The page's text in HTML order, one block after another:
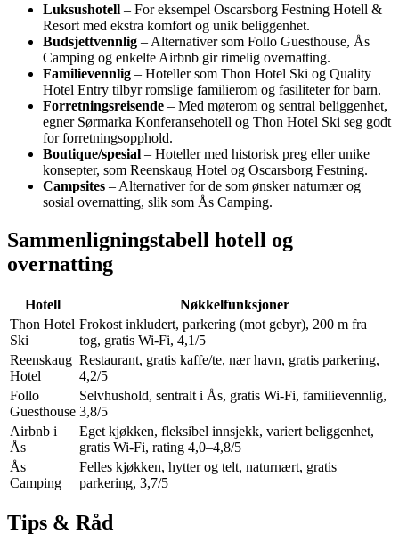
Luksushotell – For eksempel Oscarsborg Festning Hotell &
Resort med ekstra komfort og unik beliggenhet.
Budsjettvennlig – Alternativer som Follo Guesthouse, Ås
Camping og enkelte Airbnb gir rimelig overnatting.
Familievennlig – Hoteller som Thon Hotel Ski og Quality
Hotel Entry tilbyr romslige familierom og fasiliteter for barn.
Forretningsreisende – Med møterom og sentral beliggenhet,
egner Sørmarka Konferansehotell og Thon Hotel Ski seg godt
for forretningsopphold.
Boutique/spesial – Hoteller med historisk preg eller unike
konsepter, som Reenskaug Hotel og Oscarsborg Festning.
Campsites – Alternativer for de som ønsker naturnær og
sosial overnatting, slik som Ås Camping.
Sammenligningstabell hotell og
overnatting
Hotell
Nøkkelfunksjoner
Thon Hotel
Ski
Frokost inkludert, parkering (mot gebyr), 200 m fra
tog, gratis Wi-Fi, 4,1/5
Reenskaug
Hotel
Restaurant, gratis kaffe/te, nær havn, gratis parkering,
4,2/5
Follo
Guesthouse
Selvhushold, sentralt i Ås, gratis Wi-Fi, familievennlig,
3,8/5
Airbnb i
Ås
Eget kjøkken, fleksibel innsjekk, variert beliggenhet,
gratis Wi-Fi, rating 4,0–4,8/5
Ås
Camping
Felles kjøkken, hytter og telt, naturnært, gratis
parkering, 3,7/5
Tips & Råd